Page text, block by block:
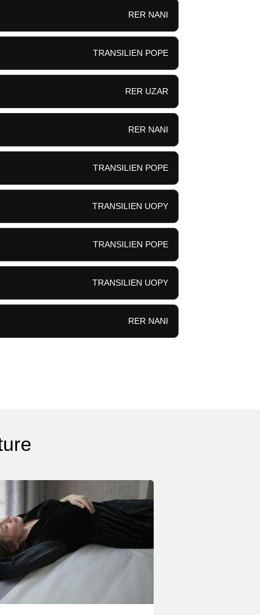
RER NANI
TRANSILIEN POPE
RER UZAR
RER NANI
TRANSILIEN POPE
TRANSILIEN UOPY
TRANSILIEN POPE
TRANSILIEN UOPY
RER NANI